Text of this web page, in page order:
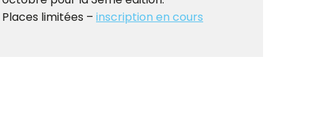
Places limitées – inscription en cours